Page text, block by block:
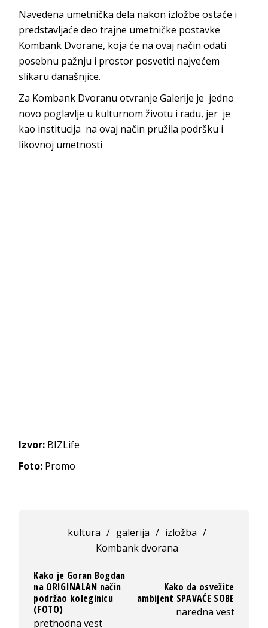
Navedena umetnička dela nakon izložbe ostaće i
predstavljaće deo trajne umetničke postavke
Kombank Dvorane, koja će na ovaj način odati
posebnu pažnju i prostor posvetiti najvećem
slikaru današnjice.
Za Kombank Dvoranu otvranje Galerije je jedno
novo poglavlje u kulturnom životu i radu, jer je
kao institucija na ovaj način pružila podršku i
likovnoj umetnosti
Izvor: BIZLife
Foto: Promo
kultura / galerija / izložba /
Kombank dvorana
Kako je Goran Bogdan
na ORIGINALAN način
podržao koleginicu
(FOTO)
prethodna vest
Kako da osvežite
ambijent SPAVAĆE SOBE
naredna vest